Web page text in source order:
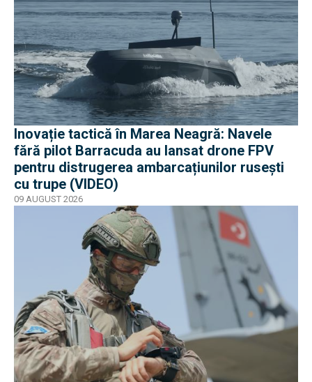
Inovație tactică în Marea Neagră: Navele
fără pilot Barracuda au lansat drone FPV
pentru distrugerea ambarcațiunilor rusești
cu trupe (VIDEO)
09 AUGUST 2026